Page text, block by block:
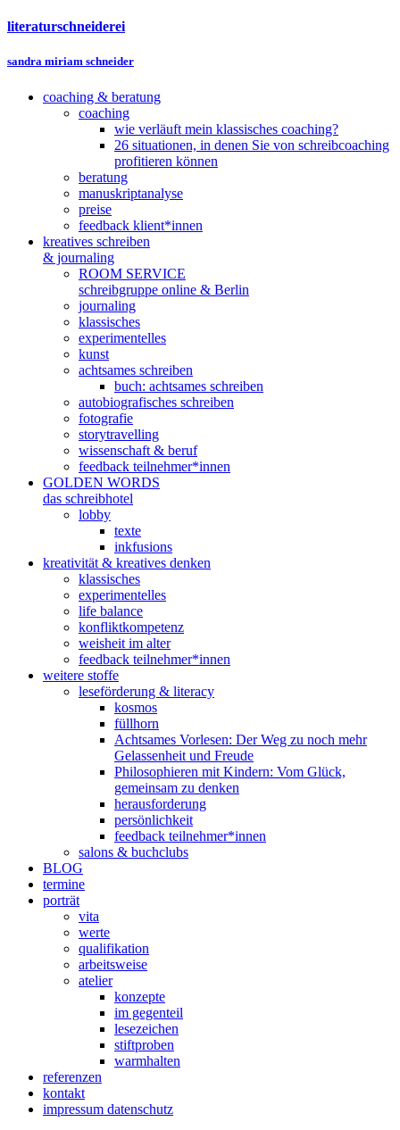
literaturschneiderei
sandra miriam schneider
coaching & beratung
coaching
wie verläuft mein klassisches coaching?
26 situationen, in denen Sie von schreibcoaching
profitieren können
beratung
manuskriptanalyse
preise
feedback klient*innen
kreatives schreiben
& journaling
ROOM SERVICE
schreibgruppe online & Berlin
journaling
klassisches
experimentelles
kunst
achtsames schreiben
buch: achtsames schreiben
autobiografisches schreiben
fotografie
storytravelling
wissenschaft & beruf
feedback teilnehmer*innen
GOLDEN WORDS
das schreibhotel
lobby
texte
inkfusions
kreativität & kreatives denken
klassisches
experimentelles
life balance
konfliktkompetenz
weisheit im alter
feedback teilnehmer*innen
weitere stoffe
leseförderung & literacy
kosmos
füllhorn
Achtsames Vorlesen: Der Weg zu noch mehr
Gelassenheit und Freude
Philosophieren mit Kindern: Vom Glück,
gemeinsam zu denken
herausforderung
persönlichkeit
feedback teilnehmer*innen
salons & buchclubs
BLOG
termine
porträt
vita
werte
qualifikation
arbeitsweise
atelier
konzepte
im gegenteil
lesezeichen
stiftproben
warmhalten
referenzen
kontakt
impressum datenschutz